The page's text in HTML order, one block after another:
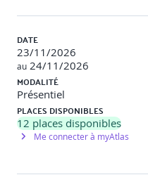
positionnement en amont
compétences acquises.
Programme de la
Intégrer le cadre légal
La législation et
DATE
23/11/2026
au 24/11/2026
MODALITÉ
Présentiel
PLACES DISPONIBLES
12 places disponibles
Me connecter à myAtlas